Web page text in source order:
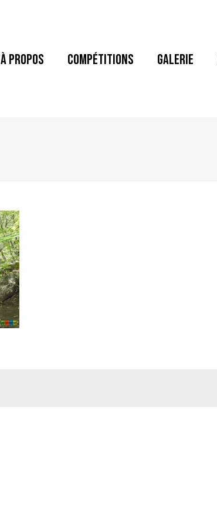
À PROPOS COMPÉTITIONS GALERIE